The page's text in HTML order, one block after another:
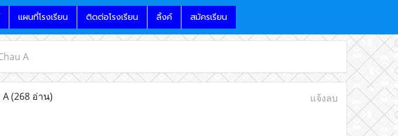
แผนที่โรงเรียน ติดต่อโรงเรียน ลิ้งค์ สมัครเรียน
A
A(268 อ่าน) แจ้งลบ